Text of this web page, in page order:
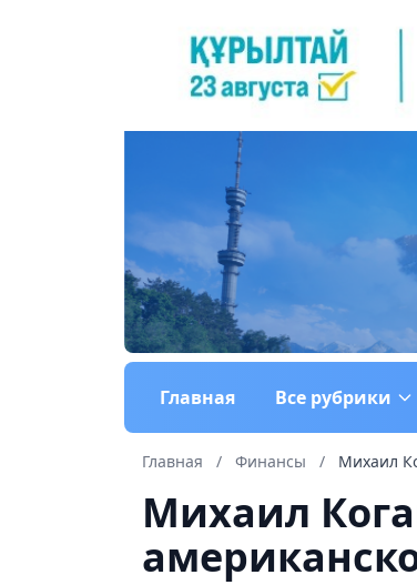
Главная Все рубрики
Главная / Финансы / Михаил
Михаил